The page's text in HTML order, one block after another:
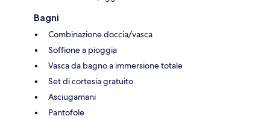
Bagni
Combinazione doccia/vasca
Soffione a pioggia
Vasca da bagno a immersione totale
Set di cortesia gratuito
Asciugamani
Pantofole